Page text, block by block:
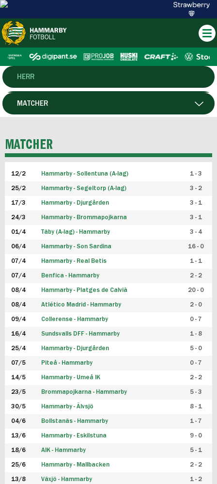
HERR
DAM
P19
F19
FUTSAL HERR
FUTSAL DAM
MATCHER
MATCHER
12/2 Hammarby - Sollentuna (A-lag) 1 - 3
25/2 Hammarby - Segeltorp (A-lag) 3 - 2
17/3 Hammarby - Djurgården 3 - 1
24/3 Hammarby - Brommapojkarna 3 - 1
01/4 Täby (A-lag) - Hammarby 3 - 4
06/4 Hammarby - Son Sardina 16 - 0
07/4 Hammarby - Real Betis 1 - 1
07/4 Benfica - Hammarby 2 - 2
08/4 Hammarby - Platges de Calvià 20 - 0
08/4 Atlético Madrid - Hammarby 2 - 0
09/4 Collerense - Hammarby 0 - 7
16/4 Sundsvalls DFF - Hammarby 1 - 8
25/4 Hammarby - Djurgården 5 - 0
07/5 Piteå - Hammarby 0 - 7
14/5 Hammarby - Umeå IK 2 - 2
23/5 Brommapojkarna - Hammarby 5 - 3
30/5 Hammarby - Älvsjö 8 - 1
04/6 Bollstanäs - Hammarby 1 - 7
13/6 Hammarby - Eskilstuna 9 - 0
18/6 AIK - Hammarby 5 - 1
25/6 Hammarby - Mallbacken 2 - 2
13/8 Växjö - Hammarby 1 - 2